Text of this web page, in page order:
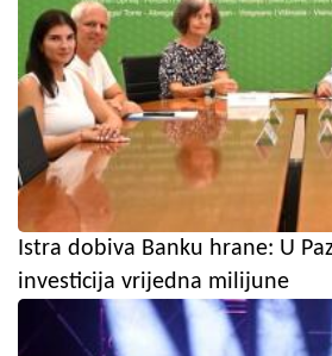
Istra dobiva Banku hrane: U
investicija vrijedna milijune